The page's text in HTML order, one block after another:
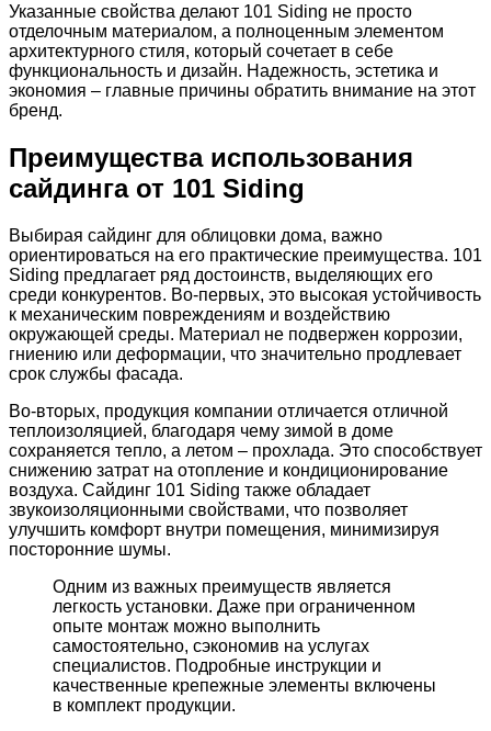
Указанные свойства делают 101 Siding не просто
отделочным материалом, а полноценным элементом
архитектурного стиля, который сочетает в себе
функциональность и дизайн. Надежность, эстетика и
экономия – главные причины обратить внимание на этот
бренд.
Преимущества использования
сайдинга от 101 Siding
Выбирая сайдинг для облицовки дома, важно
ориентироваться на его практические преимущества. 101
Siding предлагает ряд достоинств, выделяющих его
среди конкурентов. Во-первых, это высокая устойчивость
к механическим повреждениям и воздействию
окружающей среды. Материал не подвержен коррозии,
гниению или деформации, что значительно продлевает
срок службы фасада.
Во-вторых, продукция компании отличается отличной
теплоизоляцией, благодаря чему зимой в доме
сохраняется тепло, а летом – прохлада. Это способствует
снижению затрат на отопление и кондиционирование
воздуха. Сайдинг 101 Siding также обладает
звукоизоляционными свойствами, что позволяет
улучшить комфорт внутри помещения, минимизируя
посторонние шумы.
Одним из важных преимуществ является
легкость установки. Даже при ограниченном
опыте монтаж можно выполнить
самостоятельно, сэкономив на услугах
специалистов. Подробные инструкции и
качественные крепежные элементы включены
в комплект продукции.